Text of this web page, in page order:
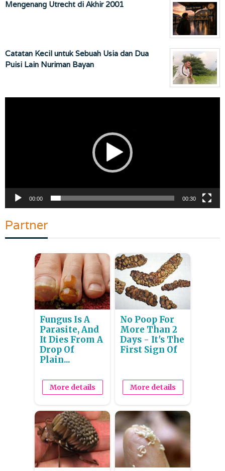
Mengenang Utrecht di Akhir 2001
Catatan Kecil untuk Sebuah Usia dan Dua
Puisi Lain Nuriman Bayan
00:00 00:30
Partner
Fungus Is A
Parasite, And
It Dies From A
Drop Of
Plain...
More details
No Poop For
More Than 2
Days - It's The
First Sign Of
More details